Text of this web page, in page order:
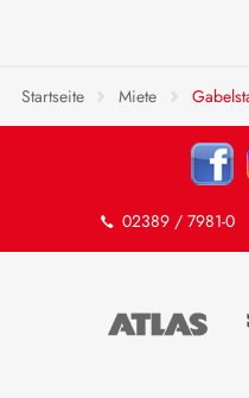
Startseite Miete
02389 / 7981-0